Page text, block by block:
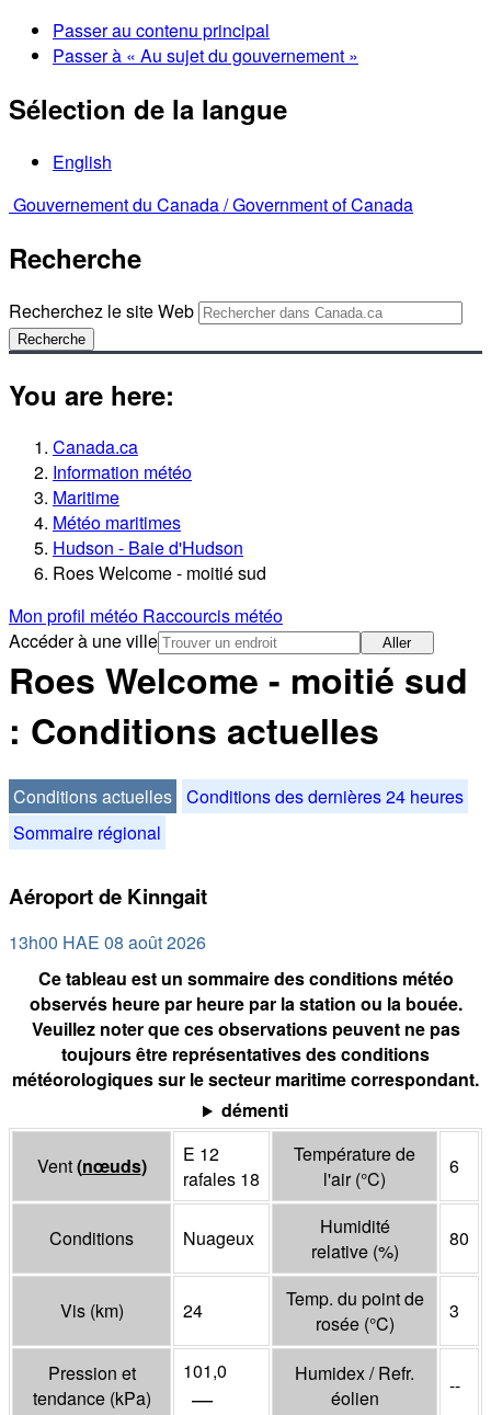
Passer au contenu principal
Passer à « Au sujet du gouvernement »
Sélection de la langue
English
Gouvernement du Canada /Government of Canada
Recherche
Recherchez le site Web
Recherche
You are here:
Canada.ca
Information météo
Maritime
Météo maritimes
Hudson - Baie d'Hudson
Roes Welcome - moitié sud
Mon profil météo Raccourcis météo
Accéder à une ville
Aller
Roes Welcome - moitié sud
: Conditions actuelles
Conditions actuelles Conditions des dernières 24 heures
Sommaire régional
Aéroport de Kinngait
13h00 HAE 08 août 2026
Ce tableau est un sommaire des conditions météo
observés heure par heure par la station ou la bouée.
Veuillez noter que ces observations peuvent ne pas
toujours être représentatives des conditions
météorologiques sur le secteur maritime correspondant.
démenti
Vent(nœuds)
E 12
rafales 18
Température de
l'air(°C)
6
Conditions Nuageux
Humidité
relative (%)
80
Vis (km) 24
Temp. du point de
rosée (°C)
3
Pression et
tendance (kPa)
101,0
—
Humidex / Refr.
éolien
--